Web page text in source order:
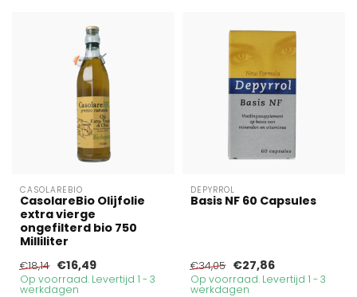
CASOLAREBIO
CasolareBio Olijfolie
extra vierge
ongefilterd bio 750
Milliliter
€18,14 €16,49
Op voorraad. Levertijd 1 - 3
werkdagen
DEPYRROL
Basis NF 60 Capsules
€34,05 €27,86
Op voorraad. Levertijd 1 - 3
werkdagen